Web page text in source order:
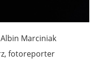
Marciniak
fotoreporter